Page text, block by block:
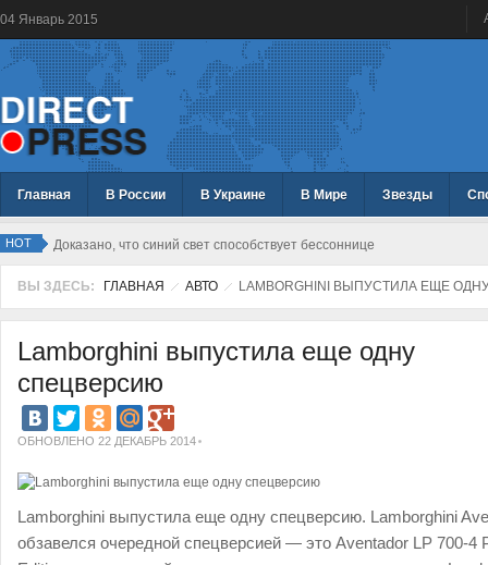
04 Январь 2015
Главная В России В Украине В Мире Звезды
HOT Доказано, что синий свет способствует бессоннице
ВЫ ЗДЕСЬ: ГЛАВНАЯ АВТО LAMBORGHINI ВЫПУСТИЛА ЕЩЕ
Lamborghini выпустила еще одну
спецверсию
ОБНОВЛЕНО 22 ДЕКАБРЬ 2014
Lamborghini выпустила еще одну спецверсию. Lamborghini
обзавелся очередной спецверсией — это Aventador LP 700-4